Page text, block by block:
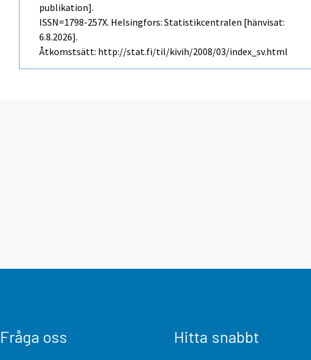
publikation].
ISSN=1798-257X. Helsingfors: Statistikcentralen [hänvisat:
6.8.2026].
Åtkomstsätt: http://stat.fi/til/kivih/2008/03/index_sv.html
Fråga oss Hitta snabbt